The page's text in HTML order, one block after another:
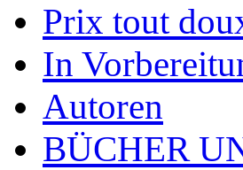
Prix tout
In
Autoren
BÜCHER